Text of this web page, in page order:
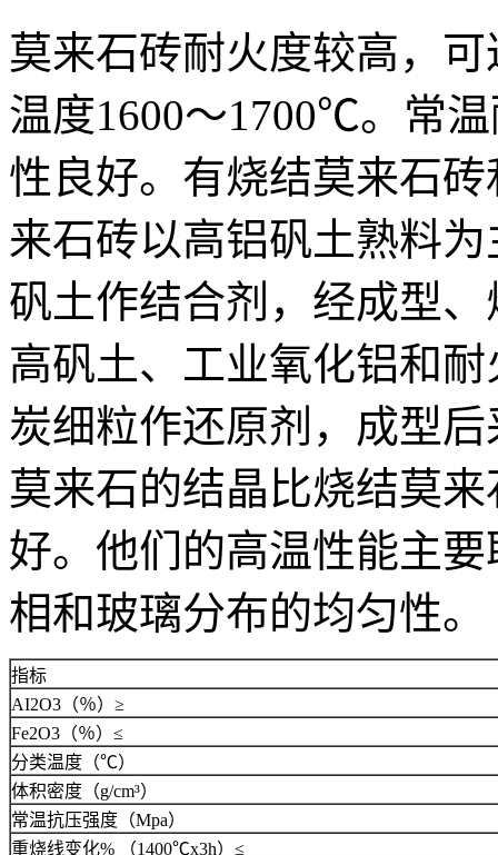
莫来石砖耐火度较高，
温度1600～1700℃。常
性良好。有烧结莫来石
来石砖以高铝矾土熟料
矾土作结合剂，经成型
高矾土、工业氧化铝和
炭细粒作还原剂，成型
莫来石的结晶比烧结莫
好。他们的高温性能主
相和玻璃分布的均匀性。
指标
AI2O3（％）≥
Fe2O3（％）≤
分类温度（℃）
体积密度（g/cm³）
常温抗压强度（Mpa）
重烧线变化% （1400℃x3h）≤